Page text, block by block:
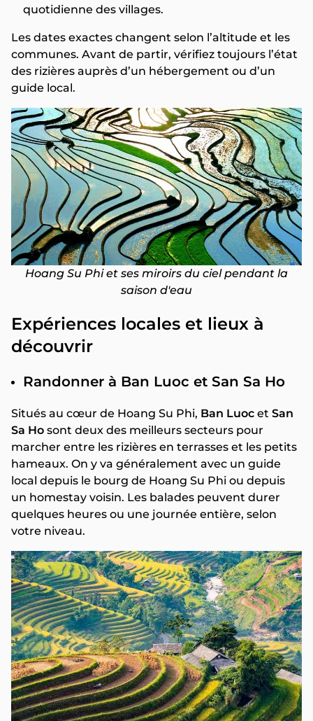
quotidienne des villages.
Les dates exactes changent selon l’altitude et les
communes. Avant de partir, vérifiez toujours l’état
des rizières auprès d’un hébergement ou d’un
guide local.
Hoang Su Phi et ses miroirs du ciel pendant la
saison d'eau
Expériences locales et lieux à
découvrir
Randonner à Ban Luoc et San Sa Ho
Situés au cœur de Hoang Su Phi, Ban Luoc et San
Sa Ho sont deux des meilleurs secteurs pour
marcher entre les rizières en terrasses et les petits
hameaux. On y va généralement avec un guide
local depuis le bourg de Hoang Su Phi ou depuis
un homestay voisin. Les balades peuvent durer
quelques heures ou une journée entière, selon
votre niveau.